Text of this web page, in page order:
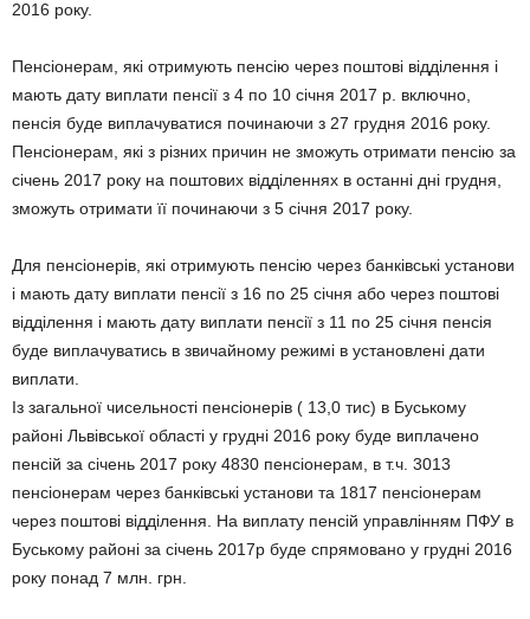
2016 року.
Пенсіонерам, які отримують пенсію через поштові відділення і
мають дату виплати пенсії з 4 по 10 січня 2017 р. включно,
пенсія буде виплачуватися починаючи з 27 грудня 2016 року.
Пенсіонерам, які з різних причин не зможуть отримати пенсію за
січень 2017 року на поштових відділеннях в останні дні грудня,
зможуть отримати її починаючи з 5 січня 2017 року.
Для пенсіонерів, які отримують пенсію через банківські установи
і мають дату виплати пенсії з 16 по 25 січня або через поштові
відділення і мають дату виплати пенсії з 11 по 25 січня пенсія
буде виплачуватись в звичайному режимі в установлені дати
виплати.
Із загальної чисельності пенсіонерів ( 13,0 тис) в Буському
районі Львівської області у грудні 2016 року буде виплачено
пенсій за січень 2017 року 4830 пенсіонерам, в т.ч. 3013
пенсіонерам через банківські установи та 1817 пенсіонерам
через поштові відділення. На виплату пенсій управлінням ПФУ в
Буському районі за січень 2017р буде спрямовано у грудні 2016
року понад 7 млн. грн.